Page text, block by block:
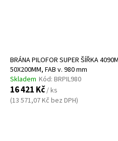
BRÁNA PILOFOR SUPER ŠÍŘKA
50X200MM, FAB v. 980 mm
Skladem Kód: BRPIL980
16 421 Kč/ ks
(13 571,07 Kč bez DPH)